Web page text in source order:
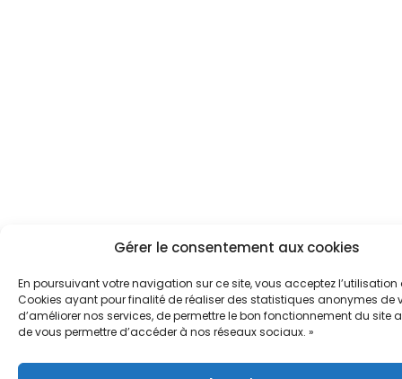
Gérer le consentement aux cookies
En poursuivant votre navigation sur ce site, vous acceptez l’utilisation
Cookies ayant pour finalité de réaliser des statistiques anonymes de
d’améliorer nos services, de permettre le bon fonctionnement du site
de vous permettre d’accéder à nos réseaux sociaux. »